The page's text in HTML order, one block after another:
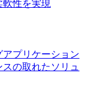
性を実現
プリケーション
の取れたソリュ